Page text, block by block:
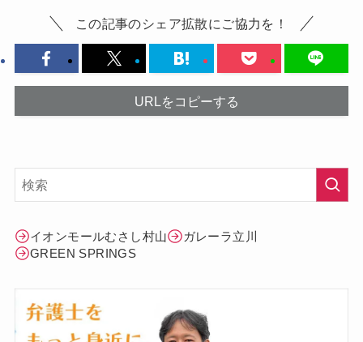
この記事のシェア拡散にご協力を！
URLをコピーする
イオンモールむさし村山
ガレーラ立川
GREEN SPRINGS